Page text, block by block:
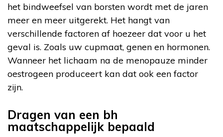
het bindweefsel van borsten wordt met de jaren
meer en meer uitgerekt. Het hangt van
verschillende factoren af hoezeer dat voor u het
geval is. Zoals uw cupmaat, genen en hormonen.
Wanneer het lichaam na de menopauze minder
oestrogeen produceert kan dat ook een factor
zijn.
Dragen van een bh
maatschappelijk bepaald